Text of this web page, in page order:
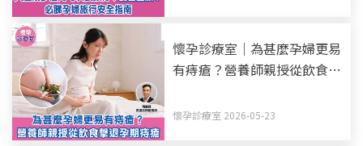
懷孕診療室｜為甚麼孕婦更易
有痔瘡？營養師親授從飲食擊
懷孕診療室 2026-05-23